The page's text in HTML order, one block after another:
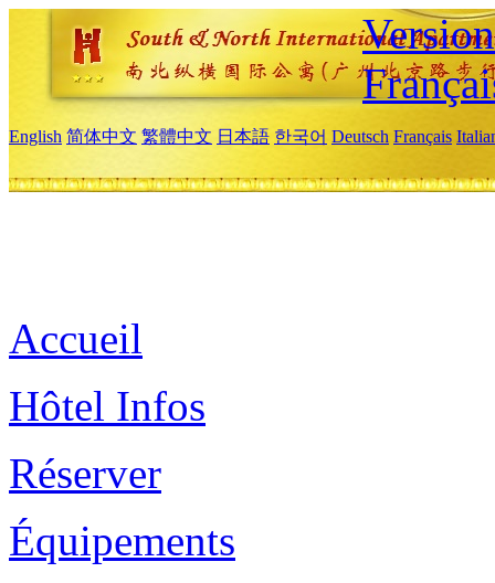
English 简体中文 繁體中文 日本語 한국어 Deutsch Français
Accueil
Hôtel Infos
Réserver
Équipements